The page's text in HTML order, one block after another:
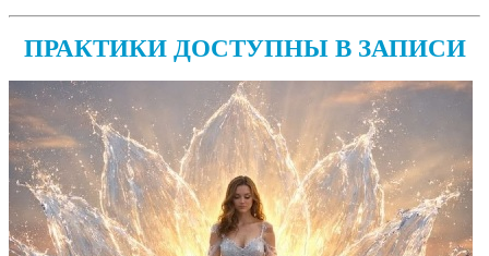
ПРАКТИКИ ДОСТУПНЫ В ЗАПИСИ